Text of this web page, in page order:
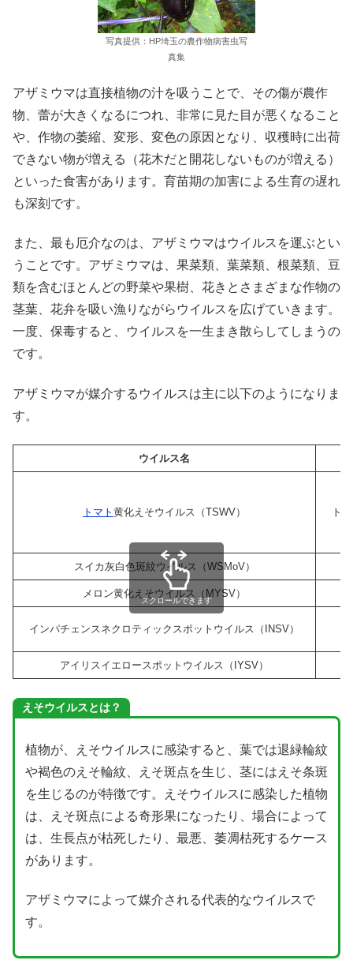
写真提供：HP埼玉の農作物病害虫写
真集
アザミウマは直接植物の汁を吸うことで、その傷が農作
物、蕾が大きくなるにつれ、非常に見た目が悪くなること
や、作物の萎縮、変形、変色の原因となり、収穫時に出荷
できない物が増える（花木だと開花しないものが増える）
といった食害があります。育苗期の加害による生育の遅れ
も深刻です。
また、最も厄介なのは、アザミウマはウイルスを運ぶとい
うことです。アザミウマは、果菜類、葉菜類、根菜類、豆
類を含むほとんどの野菜や果樹、花きとさまざまな作物の
茎葉、花弁を吸い漁りながらウイルスを広げていきます。
一度、保毒すると、ウイルスを一生まき散らしてしまうの
です。
アザミウマが媒介するウイルスは主に以下のようになりま
す。
ウイルス名
トマト 黄化えそウイルス（TSWV） ト
スイカ灰白色斑紋ウイルス（WSMoV）
メロン黄化えそウイルス（MYSV）
インパチェンスネクロティックスポットウイルス（INSV）
アイリスイエロースポットウイルス（IYSV）
スクロールできます
えそウイルスとは？
植物が、えそウイルスに感染すると、葉では退緑輪紋
や褐色のえそ輪紋、えそ斑点を生じ、茎にはえそ条斑
を生じるのが特徴です。えそウイルスに感染した植物
は、えそ斑点による奇形果になったり、場合によって
は、生長点が枯死したり、最悪、萎凋枯死するケース
があります。
アザミウマによって媒介される代表的なウイルスで
す。